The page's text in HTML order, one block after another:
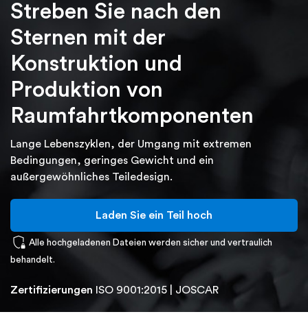
Streben Sie nach den
Sternen mit der
Konstruktion und
Produktion von
Raumfahrtkomponenten
Lange Lebenszyklen, der Umgang mit extremen
Bedingungen, geringes Gewicht und ein
außergewöhnliches Teiledesign.
Laden Sie ein Teil hoch
shield_locked Alle hochgeladenen Dateien werden sicher und vertraulich
behandelt.
Zertifizierungen ISO 9001:2015 | JOSCAR